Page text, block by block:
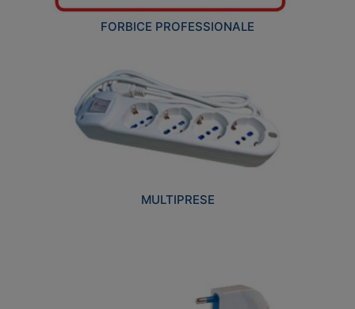
FORBICE PROFESSIONALE
MULTIPRESE